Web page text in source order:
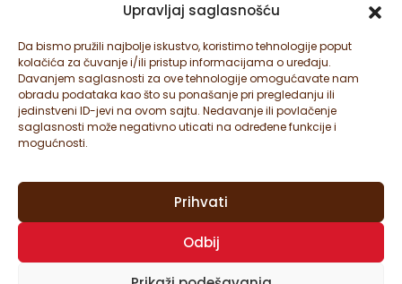
Upravljaj saglasnošću
Da bismo pružili najbolje iskustvo, koristimo tehnologije poput
kolačića za čuvanje i/ili pristup informacijama o uređaju.
Davanjem saglasnosti za ove tehnologije omogućavate nam
obradu podataka kao što su ponašanje pri pregledanju ili
jedinstveni ID-jevi na ovom sajtu. Nedavanje ili povlačenje
saglasnosti može negativno uticati na određene funkcije i
mogućnosti.
Prihvati
Odbij
KONTAKT
NEWSLETTER
PODEŠAVANJA KOLAČIĆA
© ATLANTIC ŠTARK D.O.O. SVA PRAVA ZADRŽANA. ATLANTIC
ŠTARK JE DEO ATLANTIC GRUPE.
OVAJ SAJT JE ZAŠTIĆEN SA GOOGLE RECAPTCHA I